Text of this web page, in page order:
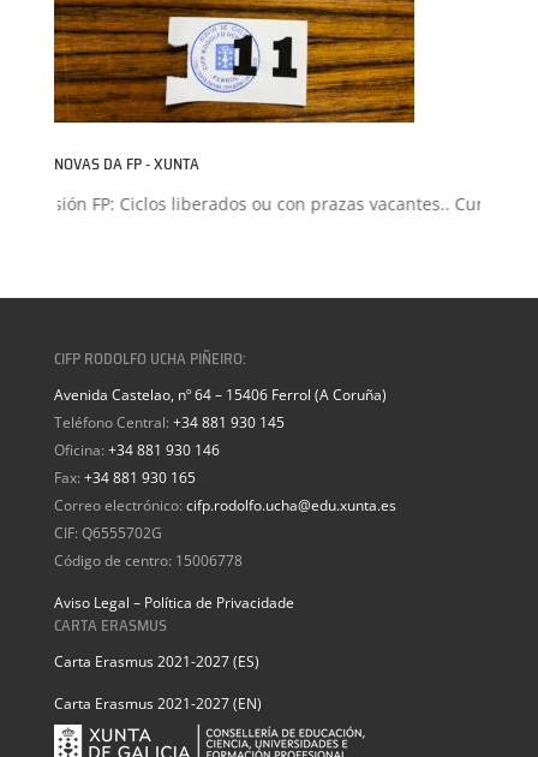
NOVAS DA FP - XUNTA
FP: Ciclos liberados ou con prazas vacantes.. Curso 2026-
CIFP RODOLFO UCHA PIÑEIRO:
Avenida Castelao, nº 64 – 15406 Ferrol (A Coruña)
Teléfono Central: +34 881 930 145
Oficina: +34 881 930 146
Fax: +34 881 930 165
Correo electrónico: cifp.rodolfo.ucha@edu.xunta.es
CIF: Q6555702G
Código de centro: 15006778
Aviso Legal – Política de Privacidade
CARTA ERASMUS
Carta Erasmus 2021-2027 (ES)
Carta Erasmus 2021-2027 (EN)